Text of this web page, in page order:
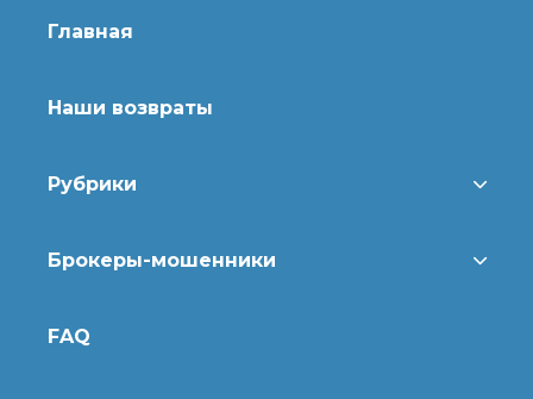
Главная
Наши возвраты
Рубрики
Брокеры-мошенники
FAQ